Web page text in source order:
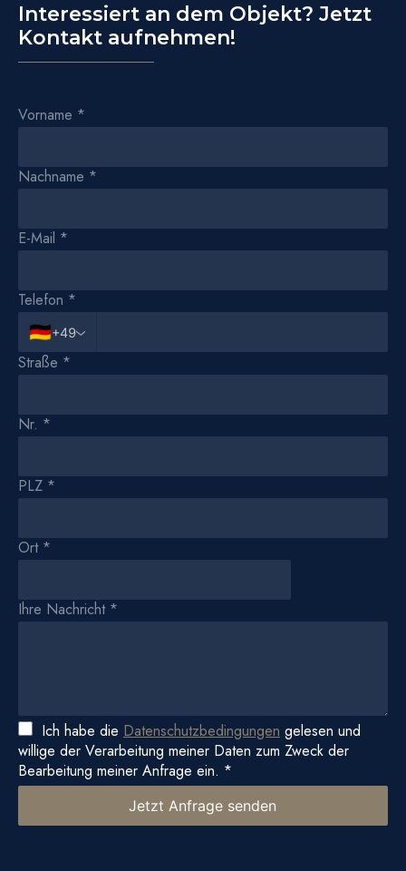
Interessiert an dem Objekt? Jetzt
Kontakt aufnehmen!
Vorname *
Nachname *
E-Mail *
Telefon *
🇩🇪+49
Straße *
Nr. *
PLZ *
Ort *
Ihre Nachricht *
Ich habe die Datenschutzbedingungen gelesen und
willige der Verarbeitung meiner Daten zum Zweck der
Bearbeitung meiner Anfrage ein. *
Jetzt Anfrage senden